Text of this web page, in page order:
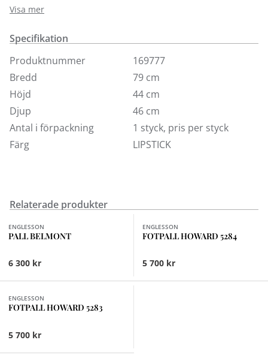
Mått: 46x79x44 cm. Plymån är av kallskum vilket gör att
den håller formen bra. Går även att få med lös klädsel
mot tillägg. Vi visar den här med svarta ben och
kromhjul samt i tyget Geneva Vintage som är ett
stentvättat bomullstyg som ger tyget dess speciella
charm. Pallen finns även som svängd modell samt i
många andra tyger.
Visa mer
Specifikation
Produktnummer
169777
Bredd
79 cm
Höjd
44 cm
Djup
46 cm
Antal i förpackning
1 styck, pris per styck
Färg
LIPSTICK
Relaterade produkter
Finns i fler val (3)
ENGLESSON
PALL BELMONT
6 300 kr
ENGLESSON
FOTPALL HOWARD 5284
5 700 kr
ENGLESSON
FOTPALL HOWARD 5283
5 700 kr